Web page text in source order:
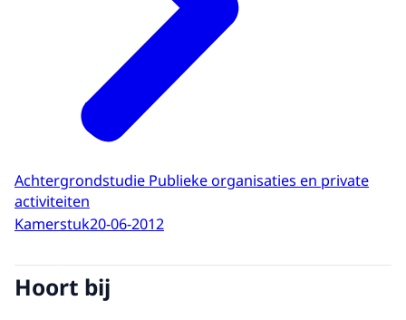
Achtergrondstudie Publieke organisaties en private
activiteiten
Kamerstuk20-06-2012
Hoort bij